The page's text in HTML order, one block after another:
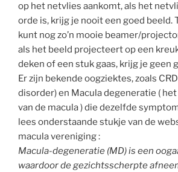
op het netvlies aankomt, als het
orde is, krijg je nooit een goed beeld.
kunt nog zo’n mooie beamer/
als het beeld projecteert op een
deken of een stuk gaas, krijg je geen
Er zijn bekende oogziektes, zoals
disorder) en Macula degeneratie (
van de macula ) die dezelfde
lees onderstaande stukje van de
macula vereniging :
Macula-degeneratie (MD) is een
waardoor de gezichtsscherpte